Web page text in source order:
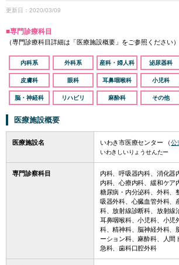
更新日：2020/03/09
■専門診療科目
（専門診療科目詳細は「医療施設概要」をご参照ください）
内科系 外科系 産科・婦人科 泌尿器科
皮膚科 眼科 耳鼻咽喉科 小児科
脳・神経科 リハビリ 麻酔科 その他
医療施設概要
医療施設名 いわき市医療センター （公
いわきしいりょうせんたー
専門診察科目
内科、呼吸器内科、消化器
内科、心療内科、緩和ケア
糖尿病・内分泌科、外科、
吸器外科、心臓血管外科、
科、放射線診断科、放射線
耳鼻咽喉科、小児科、小児
科、精神科、脳神経外科、
ーション科、麻酔科、人間
急科、歯科口腔外科